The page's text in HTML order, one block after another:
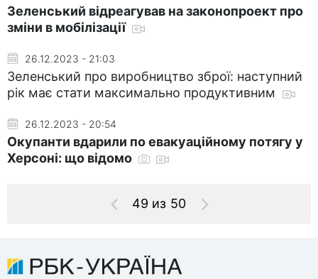
Зеленський відреагував на законопроект про
зміни в мобілізації
26.12.2023 - 21:03
Зеленський про виробництво зброї: наступний
рік має стати максимально продуктивним
26.12.2023 - 20:54
Окупанти вдарили по евакуаційному потягу у
Херсоні: що відомо
49 из 50